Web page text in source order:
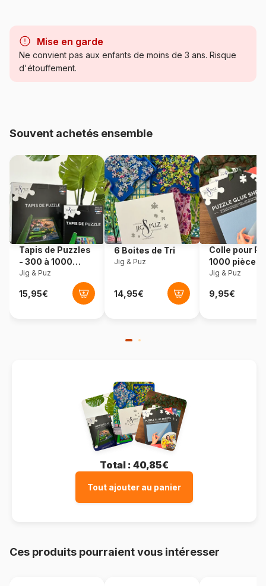
Catégorie
Provenance Pologne
Trefl-33025
EAN 5900511330250
Nombre de pièces 3000 pièces
Dimensions 116 x 85 cm
Mise en garde
Ne convient pas aux enfants de moins de 3 ans. Risque
d'étouffement.
Souvent achetés ensemble
Tapis de Puzzles
- 300 à 1000
pièces
Jig & Puz
6 Boites de Tri
Jig & Puz
Colle pour
1000 pièces
Jig & Puz
Total : 40,85€
Tout ajouter au panier
Ces produits pourraient vous intéresser